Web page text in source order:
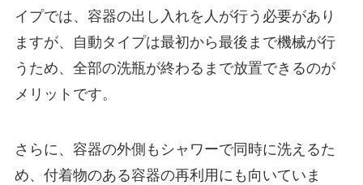
イプでは、容器の出し入れを人が行う必要があり
ますが、自動タイプは最初から最後まで機械が行
うため、全部の洗瓶が終わるまで放置できるのが
メリットです。
さらに、容器の外側もシャワーで同時に洗えるた
め、付着物のある容器の再利用にも向いていま